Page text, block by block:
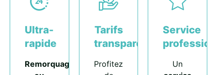
Ultra-
rapide
Remorquage
Tarifs
transparents
Profitez
Service
Un